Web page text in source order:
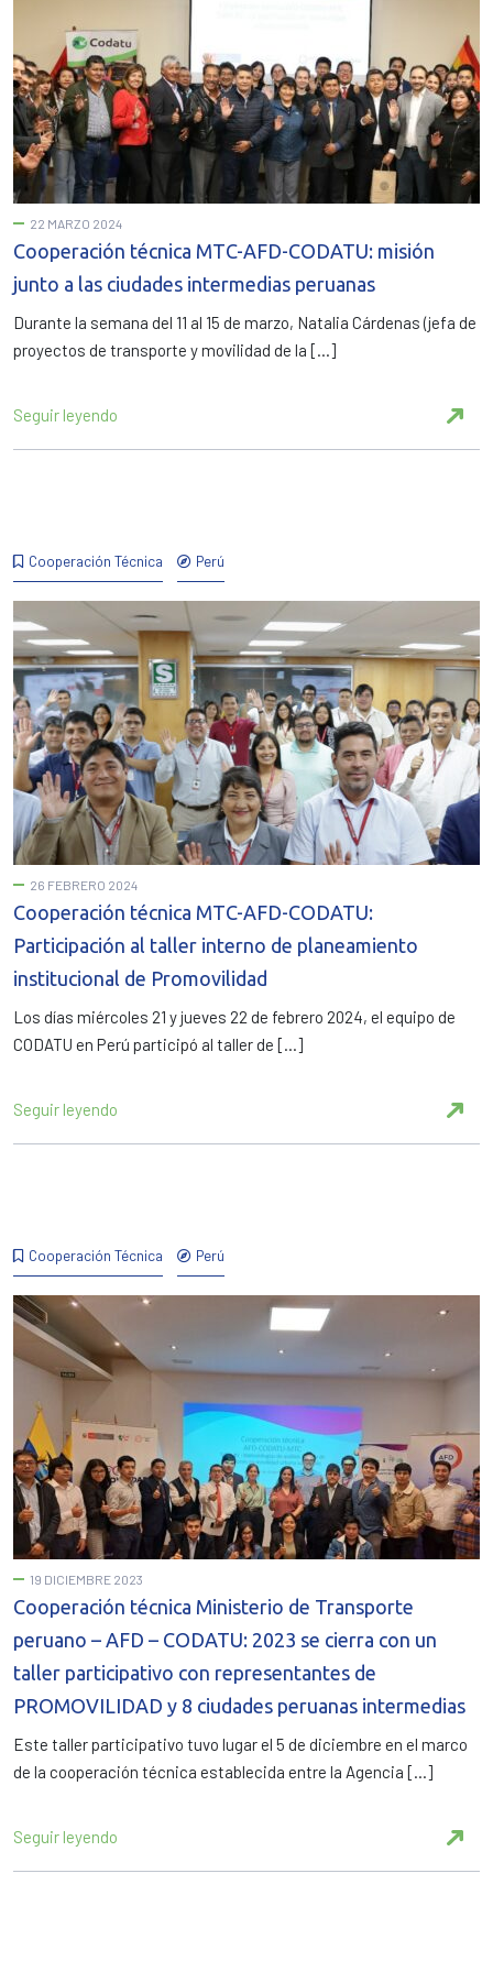
22 MARZO 2024
Cooperación técnica MTC-AFD-CODATU: misión
junto a las ciudades intermedias peruanas
Durante la semana del 11 al 15 de marzo, Natalia Cárdenas (jefa de
proyectos de transporte y movilidad de la […]
Seguir leyendo
Cooperación Técnica Perú
26 FEBRERO 2024
Cooperación técnica MTC-AFD-CODATU:
Participación al taller interno de planeamiento
institucional de Promovilidad
Los días miércoles 21 y jueves 22 de febrero 2024, el equipo de
CODATU en Perú participó al taller de […]
Seguir leyendo
Cooperación Técnica Perú
19 DICIEMBRE 2023
Cooperación técnica Ministerio de Transporte
peruano – AFD – CODATU: 2023 se cierra con un
taller participativo con representantes de
PROMOVILIDAD y 8 ciudades peruanas intermedias
Este taller participativo tuvo lugar el 5 de diciembre en el marco
de la cooperación técnica establecida entre la Agencia […]
Seguir leyendo